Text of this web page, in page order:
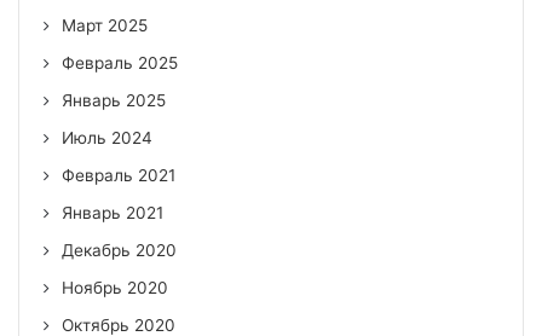
Март 2025
Февраль 2025
Январь 2025
Июль 2024
Февраль 2021
Январь 2021
Декабрь 2020
Ноябрь 2020
Октябрь 2020